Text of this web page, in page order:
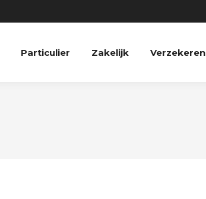
Particulier Zakelijk Verzekeren